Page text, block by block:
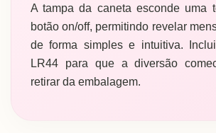
A tampa da caneta esconde uma
botão on/off, permitindo revelar
de forma simples e intuitiva.
LR44 para que a diversão
retirar da embalagem.